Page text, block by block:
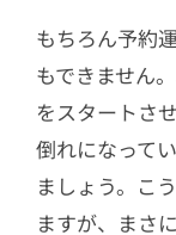
もちろん予約
もできません
をスタートさ
倒れになって
ましょう。こ
ますが、まさ